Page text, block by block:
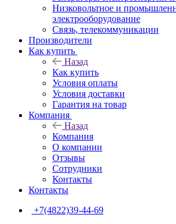
Низковольтное и
электрооборудование
Связь, телекоммуникации
Производители
Как купить
Назад
Как купить
Условия оплаты
Условия доставки
Гарантия на товар
Компания
Назад
Компания
О компании
Отзывы
Сотрудники
Контакты
Контакты
+7(4822)39-44-69